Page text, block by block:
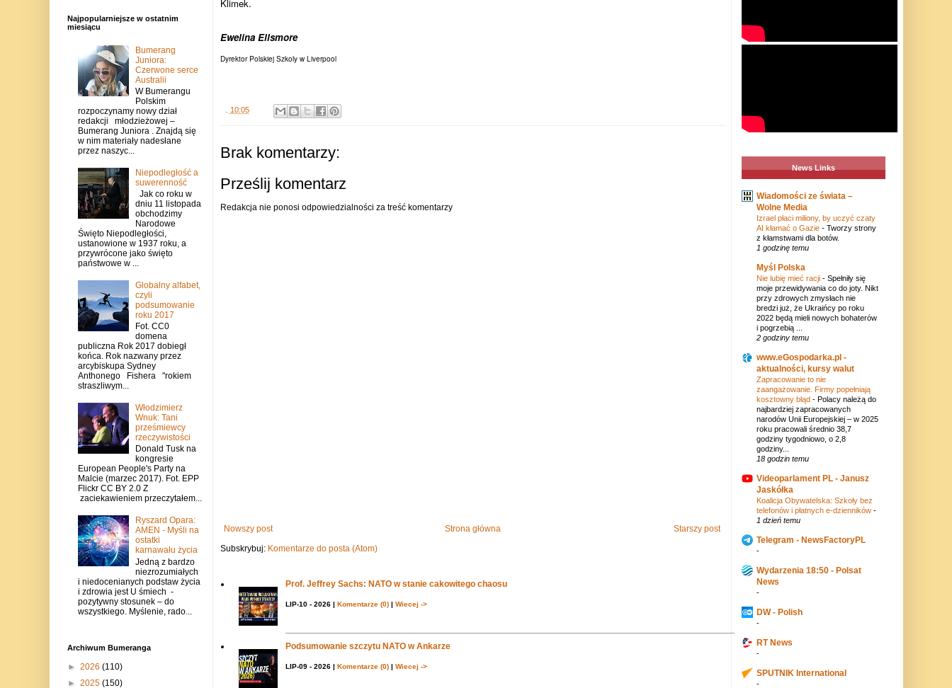
Klimek.
Ewelina Ellsmore
Dyrektor Polskiej Szkoly w Liverpool
. 10:05
Brak komentarzy:
Prześlij komentarz
Redakcja nie ponosi odpowiedzialności za treść komentarzy
Nowszy post Starszy post
Strona główna
Subskrybuj: Komentarze do posta (Atom)
Prof. Jeffrey Sachs: NATO w stanie cakowitego chaosu
LIP-10 - 2026 | Komentarze (0)| Wiecej ->
Podsumowanie szczytu NATO w Ankarze
LIP-09 - 2026 | Komentarze (0)| Wiecej ->
Najpopularniejsze w ostatnim
miesiącu
Bumerang
Juniora:
Czerwone serce
Australii
W Bumerangu
Polskim
rozpoczynamy nowy dział
redakcji młodzieżowej –
Bumerang Juniora . Znajdą się
w nim materiały nadesłane
przez naszyc...
Niepodległość a
suwerenność
Jak co roku w
dniu 11 listopada
obchodzimy
Narodowe
Święto Niepodległości,
ustanowione w 1937 roku, a
przywrócone jako święto
państwowe w ...
Globalny alfabet,
czyli
podsumowanie
roku 2017
Fot. CC0
domena
publiczna Rok 2017 dobiegł
końca. Rok nazwany przez
arcybiskupa Sydney
Anthonego Fishera "rokiem
straszliwym...
Włodzimierz
Wnuk: Tani
prześmiewcy
rzeczywistości
Donald Tusk na
kongresie
European People's Party na
Malcie (marzec 2017). Fot. EPP
Flickr CC BY 2.0 Z
zaciekawieniem przeczytałem...
Ryszard Opara:
AMEN - Myśli na
ostatki
karnawału życia
Jedną z bardzo
niezrozumiałych
i niedocenianych podstaw życia
i zdrowia jest U śmiech -
pozytywny stosunek – do
wszystkiego. Myślenie, rado...
Archiwum Bumeranga
► 2026 (110)
► 2025 (150)
News Links
Wiadomości ze świata –
Wolne Media
Izrael płaci miliony, by uczyć czaty
AI kłamać o Gazie - Tworzy strony
z kłamstwami dla botów.
1 godzinę temu
Myśl Polska
Nie lubię mieć racji - Spełniły się
moje przewidywania co do joty. Nikt
przy zdrowych zmysłach nie
bredzi już, że Ukraińcy po roku
2022 będą mieli nowych bohaterów
i pogrzebią ...
2 godziny temu
www.eGospodarka.pl -
aktualności, kursy walut
Zapracowanie to nie
zaangażowanie. Firmy popełniają
kosztowny błąd - Polacy należą do
najbardziej zapracowanych
narodów Unii Europejskiej – w 2025
roku pracowali średnio 38,7
godziny tygodniowo, o 2,8
godziny...
18 godzin temu
Videoparlament PL - Janusz
Jaskółka
Koalicja Obywatelska: Szkoły bez
telefonów i płatnych e-dzienników -
1 dzień temu
Telegram - NewsFactoryPL
-
Wydarzenia 18:50 - Polsat
News
-
DW - Polish
-
RT News
-
SPUTNIK International
-